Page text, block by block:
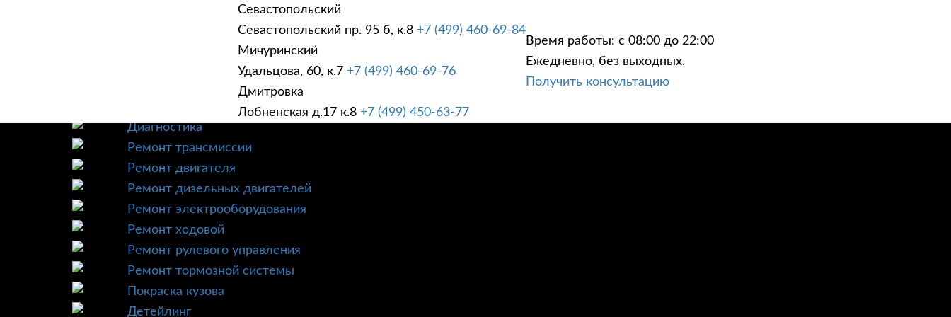
Севастопольский
Севастопольский пр. 95 б, к.8 +7 (499) 460-69-84
Мичуринский
Удальцова, 60, к.7 +7 (499) 460-69-76
Дмитровка
Лобненская д.17 к.8 +7 (499) 450-63-77
Время работы: с 08:00 до 22:00
Ежедневно, без выходных.
Получить консультацию
УСЛУГИ АКЦИИ
Техническое обслуживание
Диагностика
Ремонт трансмиссии
Ремонт двигателя
Ремонт дизельных двигателей
Ремонт электрооборудования
Ремонт ходовой
Ремонт рулевого управления
Ремонт тормозной системы
Покраска кузова
Детейлинг